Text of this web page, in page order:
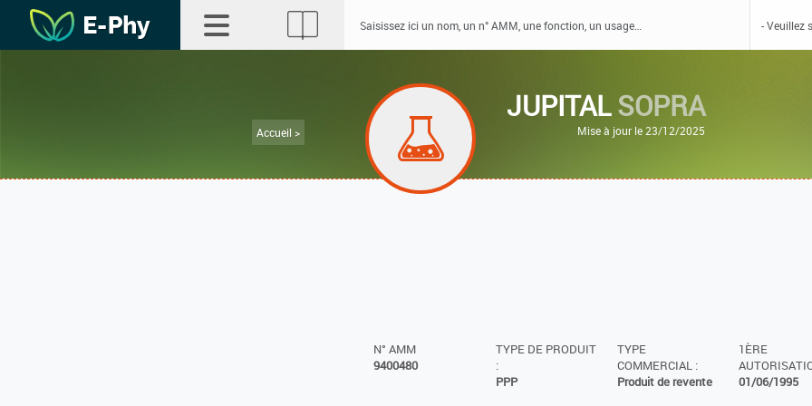
Accueil >
JUPITALSOPRA
Mise à jour le 23/12/2025
N° AMM
9400480
TYPE DE PRODUIT
:
PPP
TYPE
COMMERCIAL :
Produit de revente
1ÈRE
01/06/1995